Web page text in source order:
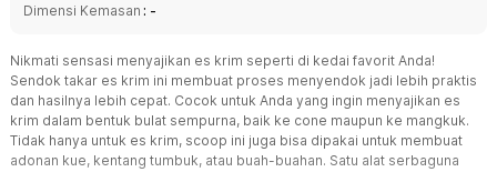
Dimensi Kemasan : -
Nikmati sensasi menyajikan es krim seperti di kedai favorit Anda!
Sendok takar es krim ini membuat proses menyendok jadi lebih praktis
dan hasilnya lebih cepat. Cocok untuk Anda yang ingin menyajikan es
krim dalam bentuk bulat sempurna, baik ke cone maupun ke mangkuk.
Tidak hanya untuk es krim, scoop ini juga bisa dipakai untuk membuat
adonan kue, kentang tumbuk, atau buah-buahan. Satu alat serbaguna